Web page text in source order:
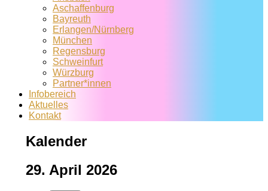
Aschaffenburg
Bayreuth
Erlangen/Nürnberg
München
Regensburg
Schweinfurt
Würzburg
Partner*innen
Infobereich
Aktuelles
Kontakt
Kalender
29. April 2026